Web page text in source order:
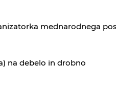
mednarodnega
na debelo in drobno